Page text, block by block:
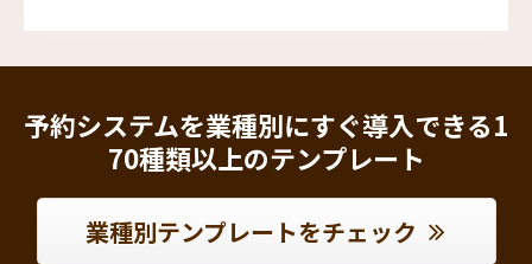
予約システムを業種別にすぐ導入できる1
70種類以上のテンプレート
業種別テンプレートをチェック